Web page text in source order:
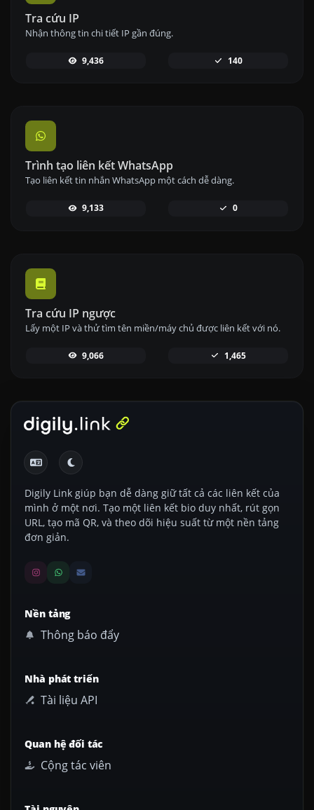
Tra cứu IP
Nhận thông tin chi tiết IP gần đúng.
9,436 140
Trình tạo liên kết WhatsApp
Tạo liên kết tin nhắn WhatsApp một cách dễ dàng.
9,133 0
Tra cứu IP ngược
Lấy một IP và thử tìm tên miền/máy chủ được liên kết với nó.
9,066 1,465
Digily Link giúp bạn dễ dàng giữ tất cả các liên kết của
mình ở một nơi. Tạo một liên kết bio duy nhất, rút gọn
URL, tạo mã QR, và theo dõi hiệu suất từ một nền tảng
đơn giản.
Nền tảng
Thông báo đẩy
Nhà phát triển
Tài liệu API
Quan hệ đối tác
Cộng tác viên